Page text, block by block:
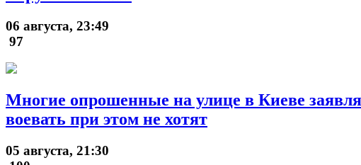
06 августа, 23:49
97
Многие опрошенные на улице в Киеве
воевать при этом не хотят
05 августа, 21:30